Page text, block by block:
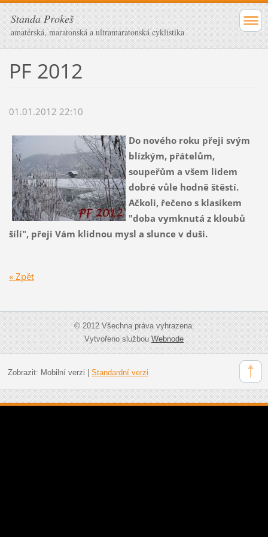
Standa Prokeš
amatérská, maratonská a ultramaratonská cyklistika
PF 2012
01.01.2012 22:10
Do nového roku přeji svým
blízkým, přátelům,
soupeřům a všem lidem
dobré vůle hodně štěstí.
Ačkoli, řečeno s klasikem
"doba vymknutá z kloubů
šílí", přeji Vám klidnou mysl a slunce v duši.
« Zpět
© 2012 Všechna práva vyhrazena.
Vytvořeno službouWebnode
Zobrazit: Mobilní verzi | Standardní verzi